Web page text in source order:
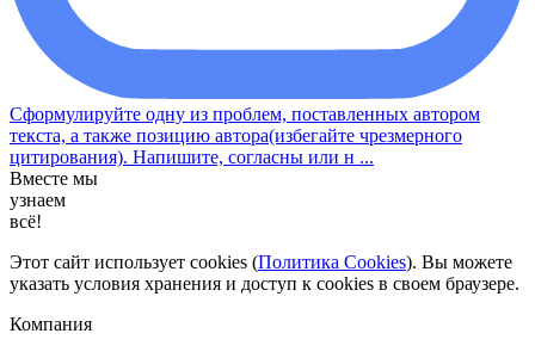
Сформулируйте одну из проблем, поставленных автором
текста, а также позицию автора(избегайте чрезмерного
цитирования). Напишите, согласны или н ...
Вместе мы
узнаем
всё!
Этот сайт использует cookies (Политика Cookies). Вы можете
указать условия хранения и доступ к cookies в своем браузере.
Компания